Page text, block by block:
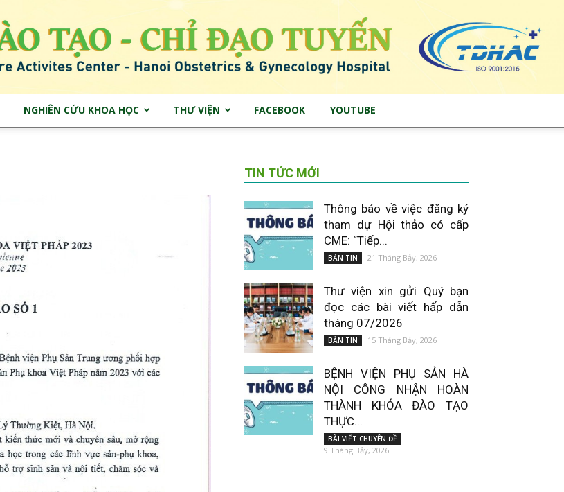
NGHIÊN CỨU KHOA HỌC THƯ VIỆN FACEBOOK YOUTUBE
TIN TỨC MỚI
Thông báo về việc đăng ký
tham dự Hội thảo có cấp
CME: “Tiếp...
BẢN TIN 21 Tháng Bảy, 2026
Thư viện xin gửi Quý bạn
đọc các bài viết hấp dẫn
tháng 07/2026
BẢN TIN 15 Tháng Bảy, 2026
BỆNH VIỆN PHỤ SẢN HÀ
NỘI CÔNG NHẬN HOÀN
THÀNH KHÓA ĐÀO TẠO
THỰC...
BÀI VIẾT CHUYÊN ĐỀ
9 Tháng Bảy, 2026